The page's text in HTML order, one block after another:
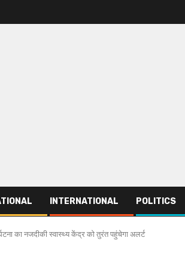
INTERNATIONAL POLITICS
का नजदीकी स्वास्थ्य केंद्र को तुरंत पहुंचेगा अलर्ट